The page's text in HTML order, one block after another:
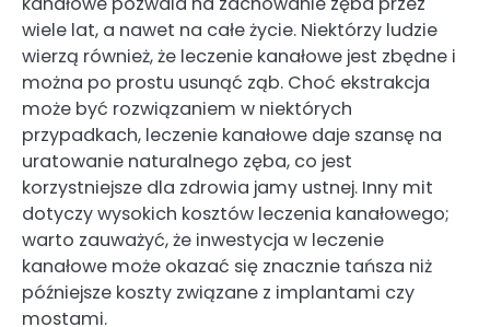
wiele lat, a nawet na całe życie. Niektórzy ludzie
wierzą również, że leczenie kanałowe jest zbędne i
można po prostu usunąć ząb. Choć ekstrakcja
może być rozwiązaniem w niektórych
przypadkach, leczenie kanałowe daje szansę na
uratowanie naturalnego zęba, co jest
korzystniejsze dla zdrowia jamy ustnej. Inny mit
dotyczy wysokich kosztów leczenia kanałowego;
warto zauważyć, że inwestycja w leczenie
kanałowe może okazać się znacznie tańsza niż
późniejsze koszty związane z implantami czy
mostami.